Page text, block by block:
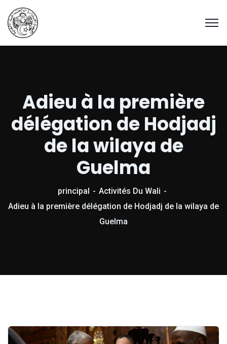
Adieu à la première
délégation de Hodjadj
de la wilaya de
Guelma
principal
Activités Du Wali
Adieu à la première délégation de Hodjadj de la wilaya de
Guelma